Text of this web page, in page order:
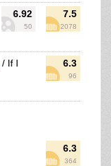
6.92
50
7.5
2078
6.3
96
/ If I
6.3
364